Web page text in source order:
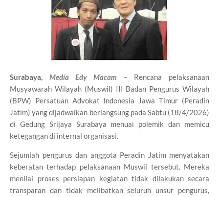
Surabaya, Media Edy Macam – Rencana pelaksanaan
Musyawarah Wilayah (Muswil) III Badan Pengurus Wilayah
(BPW) Persatuan Advokat Indonesia Jawa Timur (Peradin
Jatim) yang dijadwalkan berlangsung pada Sabtu (18/4/2026)
di Gedung Srijaya Surabaya menuai polemik dan memicu
ketegangan di internal organisasi.
Sejumlah pengurus dan anggota Peradin Jatim menyatakan
keberatan terhadap pelaksanaan Muswil tersebut. Mereka
menilai proses persiapan kegiatan tidak dilakukan secara
transparan dan tidak melibatkan seluruh unsur pengurus,